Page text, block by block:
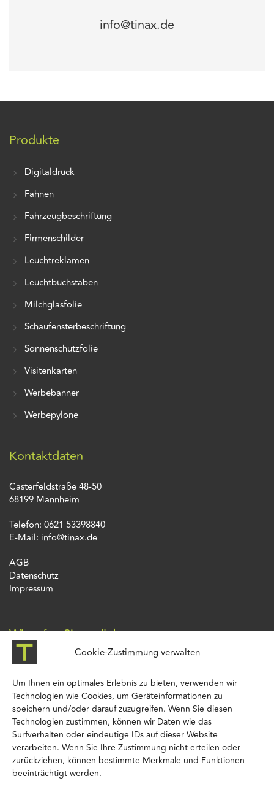
Cookie-Zustimmung verwalten
Um Ihnen ein optimales Erlebnis zu bieten, verwenden wir
Technologien wie Cookies, um Geräteinformationen zu
speichern und/oder darauf zuzugreifen. Wenn Sie diesen
Technologien zustimmen, können wir Daten wie das
Surfverhalten oder eindeutige IDs auf dieser Website
verarbeiten. Wenn Sie Ihre Zustimmung nicht erteilen oder
zurückziehen, können bestimmte Merkmale und Funktionen
beeinträchtigt werden.
info@tinax.de
Produkte
Digitaldruck
Fahnen
Fahrzeugbeschriftung
Firmenschilder
Leuchtreklamen
Leuchtbuchstaben
Milchglasfolie
Schaufensterbeschriftung
Sonnenschutzfolie
Visitenkarten
Werbebanner
Werbepylone
Kontaktdaten
Casterfeldstraße 48-50
68199 Mannheim
Telefon: 0621 53398840
E-Mail: info@tinax.de
AGB
Datenschutz
Impressum
Wir rufen Sie zurück